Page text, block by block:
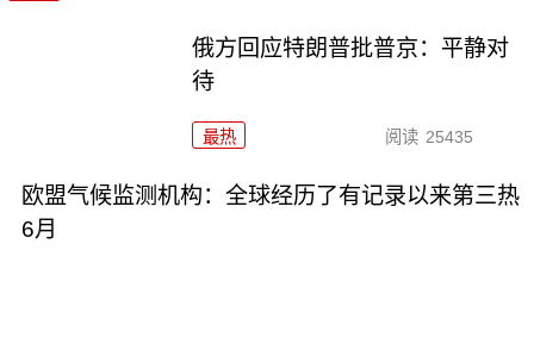
俄方回应特朗普批普京：平静对
待
最热 阅读 25435
欧盟气候监测机构：全球经历了有记录以来第三热
6月